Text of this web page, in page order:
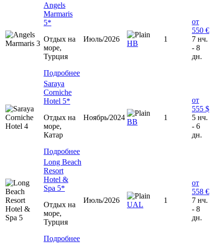
Angels
Marmaris
5*
Отдых на
море,
Турция
Подробнее
Июль/2026
HB
1
от
550 €
7 нч.
- 8
дн.
Saraya
Corniche
Hotel 5*
Отдых на
море,
Катар
Подробнее
Ноябрь/2024
ВВ
1
от
555 $
5 нч.
- 6
дн.
Long Beach
Resort
Hotel &
Spa 5*
Отдых на
море,
Турция
Подробнее
Июль/2026
UAL
1
от
558 €
7 нч.
- 8
дн.